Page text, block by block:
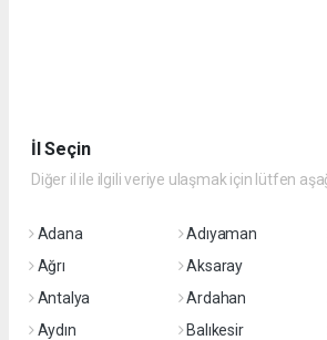
İl Seçin
Diğer il ile ilgili veriye ulaşmak için lütfen
Adana Adıyaman
Ağrı
Aksaray
Antalya
Ardahan
Aydın
Balıkesir